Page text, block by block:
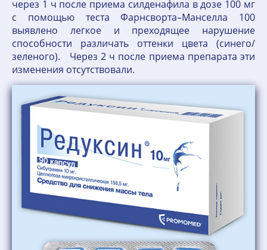
через 1 ч после приема силденафила в дозе 100 мг
с помощью теста Фарнсворта–Манселла 100
выявлено легкое и преходящее нарушение
способности различать оттенки цвета (синего/
зеленого). Через 2 ч после приема препарата эти
изменения отсутствовали.